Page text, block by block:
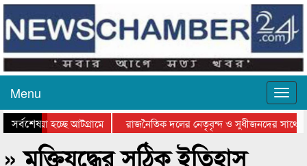
Menu
সর্বশেষ
যাওয়া হচ্ছে আটগ্রামে
রাজনৈতিক দলের নেতৃবৃন্দ ও সুধীজনদের সাথে
পুরস্কার বিতরণ সম্পন্ন
সিলেটে বাংলাদেশ গ্রুপ থিয়েটার ফেডারেশানের
» মুক্তিযুদ্ধের সঠিক ইতিহাস